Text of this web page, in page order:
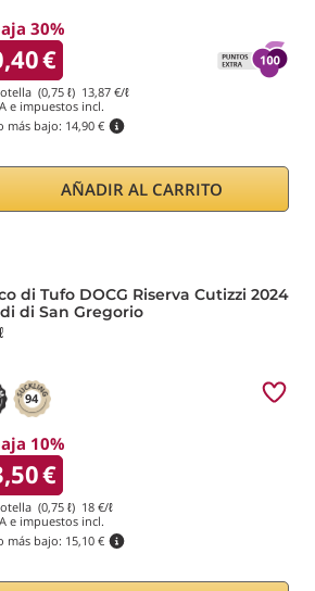
30%
€
(0,75 ℓ) 13,87 €/ℓ
e impuestos incl.
más bajo: 14,90 €
AÑADIR AL CARRITO
di Tufo DOCG Riserva Cutizzi 2024
di San Gregorio
94
10%
€
(0,75 ℓ) 18 €/ℓ
e impuestos incl.
más bajo: 15,10 €